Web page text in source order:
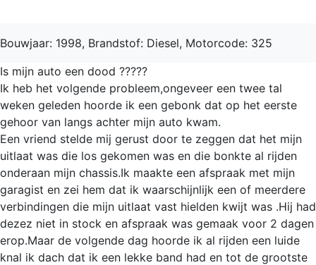
Bouwjaar: 1998, Brandstof: Diesel, Motorcode: 325
Is mijn auto een dood ?????
Ik heb het volgende probleem,ongeveer een twee tal
weken geleden hoorde ik een gebonk dat op het eerste
gehoor van langs achter mijn auto kwam.
Een vriend stelde mij gerust door te zeggen dat het mijn
uitlaat was die los gekomen was en die bonkte al rijden
onderaan mijn chassis.Ik maakte een afspraak met mijn
garagist en zei hem dat ik waarschijnlijk een of meerdere
verbindingen die mijn uitlaat vast hielden kwijt was .Hij had
dezez niet in stock en afspraak was gemaak voor 2 dagen
erop.Maar de volgende dag hoorde ik al rijden een luide
knal ik dach dat ik een lekke band had en tot de grootste